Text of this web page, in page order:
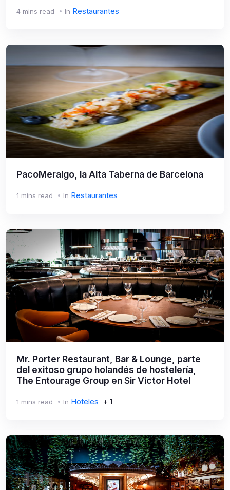
4 mins read In Restaurantes
PacoMeralgo, la Alta Taberna de Barcelona
1 mins read In Restaurantes
Mr. Porter Restaurant, Bar & Lounge, parte
del exitoso grupo holandés de hostelería,
The Entourage Group en Sir Victor Hotel
1 mins read In Hoteles + 1